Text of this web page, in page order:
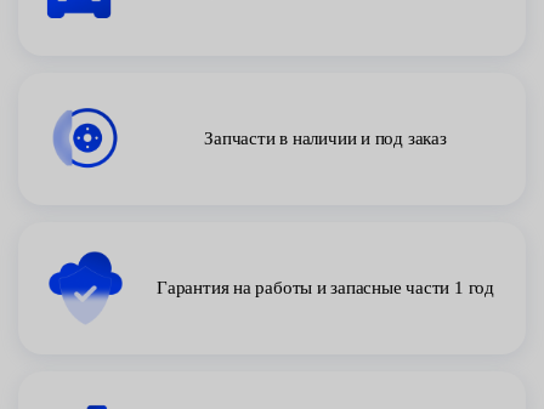
Запчасти в наличии и под заказ
Гарантия на работы и запасные части 1 год